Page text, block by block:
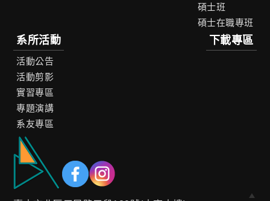
碩士班
碩士在職專班
系所活動
活動公告
活動剪影
實習專區
專題演講
系友專區
下載專區